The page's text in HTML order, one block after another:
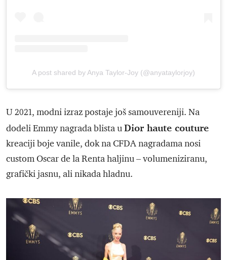
A post shared by Anya Taylor-Joy (@anyataylorjoy)
U 2021, modni izraz postaje još samouvereniji. Na
dodeli Emmy nagrada blista uDior haute couture
kreaciji boje vanile, dok na CFDA nagradama nosi
custom Oscar de la Renta haljinu – volumeniziranu,
grafički jasnu, ali nikada hladnu.